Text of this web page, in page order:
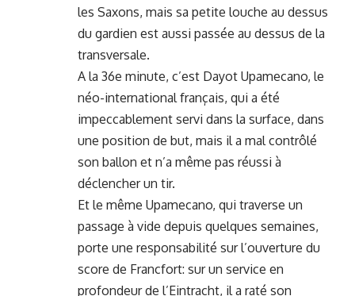
les Saxons, mais sa petite louche au dessus
du gardien est aussi passée au dessus de la
transversale.
A la 36e minute, c’est Dayot Upamecano, le
néo-international français, qui a été
impeccablement servi dans la surface, dans
une position de but, mais il a mal contrôlé
son ballon et n’a même pas réussi à
déclencher un tir.
Et le même Upamecano, qui traverse un
passage à vide depuis quelques semaines,
porte une responsabilité sur l’ouverture du
score de Francfort: sur un service en
profondeur de l’Eintracht, il a raté son